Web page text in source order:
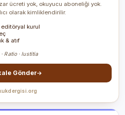
ücreti yok, okuyucu aboneliği yok.
olarak kimliklendirilir.
editöryal kurul
& atıf
Ratio · Iustitia
Gönder